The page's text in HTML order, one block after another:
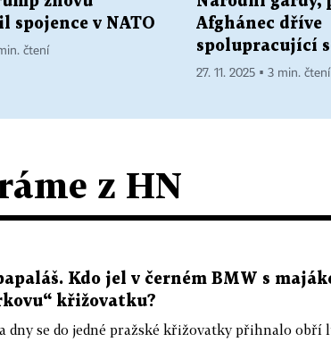
spojence v NATO
čtení
Afghánec dříve
spolupracující
27. 11. 2025 ▪ 3 min. čtení
z HN
Kdo jel v černém BMW s
křižovatku?
dny se do jedné pražské křižovatky přihnalo obří